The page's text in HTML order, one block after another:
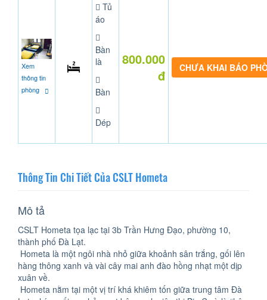
Xem
thông tin
phòng
Tủ
áo
Bàn
là
Bàn
Dép
800.000
đ
CHƯA KHAI BÁO
Thông Tin Chi Tiết Của CSLT Hometa
Mô tả
CSLT Hometa tọa lạc tại 3b Trần Hưng Đạo, phường 10,
thành phố Đà Lạt.
Hometa là một ngôi nhà nhỏ giữa khoảnh sân trắng, gối lên
hàng thông xanh và vài cây mai anh đào hồng nhạt một dịp
xuân về.
Hometa nằm tại một vị trí khá khiêm tốn giữa trung tâm Đà